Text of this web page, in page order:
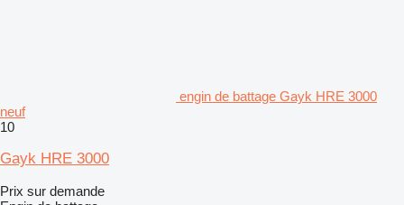
engin de battage Gayk HRE 3000
neuf
10
Gayk HRE 3000
Prix sur demande